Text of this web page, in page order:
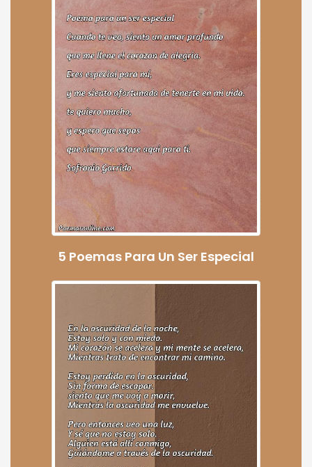
5 Poemas Para Un Ser Especial